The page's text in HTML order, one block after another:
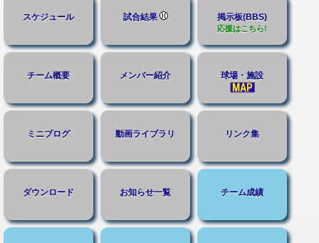
スケジュール 試合結果 掲示板(BBS)
応援はこちら!
チーム概要 メンバー紹介 球場・施設
ミニブログ 動画ライブラリ リンク集
ダウンロード お知らせ一覧 チーム成績